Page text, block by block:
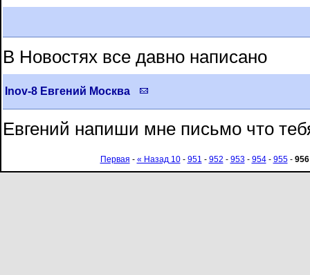
В Новостях все давно написано
Inov-8 Eвгений Москва
Евгений напиши мне письмо что
Первая - « Назад 10- 951 - 952 - 953- 954- 955- 956